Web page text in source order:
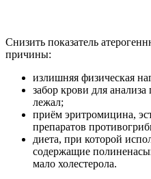
Снизить показатель
причины:
излишняя физическая
забор крови для
лежал;
приём эритромицина,
препаратов
диета, при которой
содержащие
мало холестерола.